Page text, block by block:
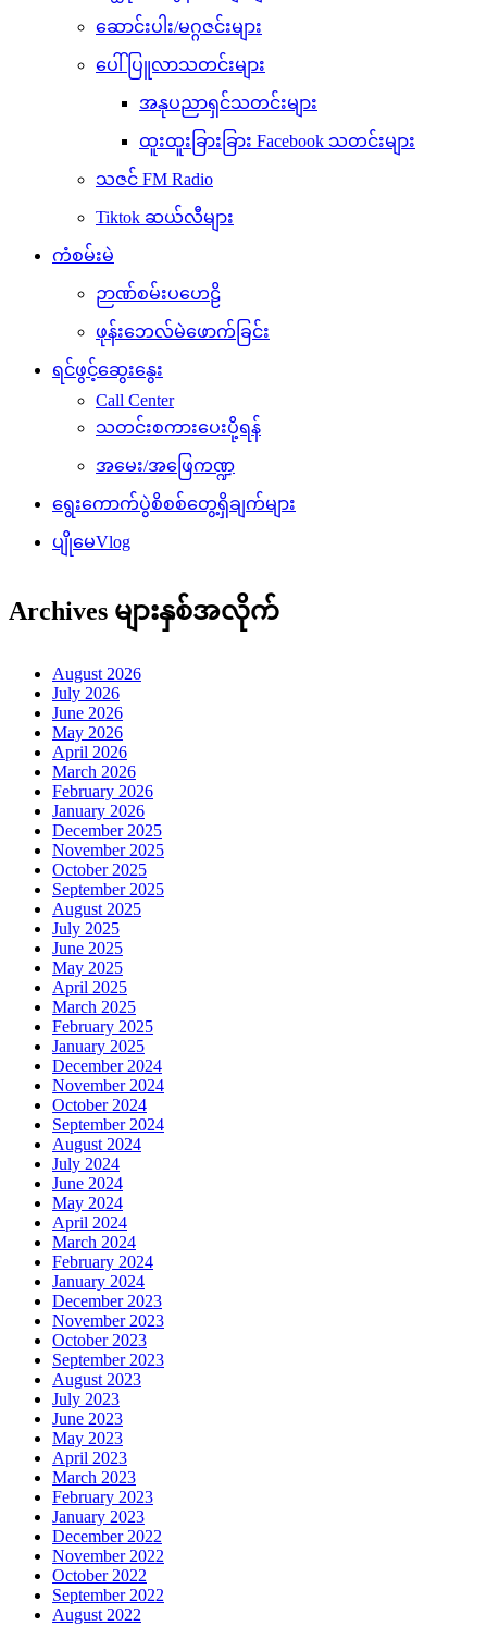
ဆောင်းပါး/မဂ္ဂဇင်းများ
ပေါ်ပြူလာသတင်းများ
အနုပညာရှင်သတင်းများ
ထူးထူးခြားခြား Facebook သတင်းများ
သဇင် FM Radio
Tiktok ဆယ်လီများ
ကံစမ်းမဲ
ဉာဏ်စမ်းပဟေဠိ
ဖုန်းဘေလ်မဲဖောက်ခြင်း
ရင်ဖွင့်ဆွေးနွေး
Call Center
သတင်းစကားပေးပို့ရန်
အမေး/အဖြေကဏ္ဍ
ရွေးကောက်ပွဲစိစစ်တွေ့ရှိချက်များ
ပျိုမေVlog
Archives များနှစ်အလိုက်
August 2026
July 2026
June 2026
May 2026
April 2026
March 2026
February 2026
January 2026
December 2025
November 2025
October 2025
September 2025
August 2025
July 2025
June 2025
May 2025
April 2025
March 2025
February 2025
January 2025
December 2024
November 2024
October 2024
September 2024
August 2024
July 2024
June 2024
May 2024
April 2024
March 2024
February 2024
January 2024
December 2023
November 2023
October 2023
September 2023
August 2023
July 2023
June 2023
May 2023
April 2023
March 2023
February 2023
January 2023
December 2022
November 2022
October 2022
September 2022
August 2022